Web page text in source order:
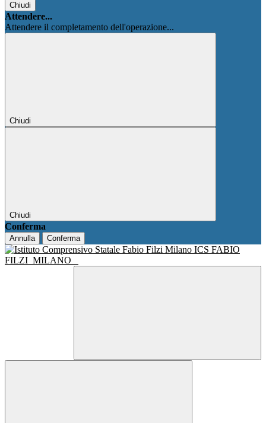
Chiudi
Attendere...
Attendere il completamento dell'operazione...
Chiudi
Chiudi
Conferma
Annulla Conferma
ICS FABIO
FILZI MILANO